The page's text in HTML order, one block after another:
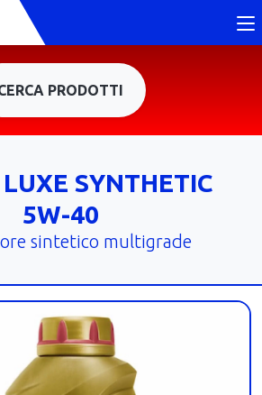
PRODOTTI
SYNTHETIC
5W-40
sintetico multigrade